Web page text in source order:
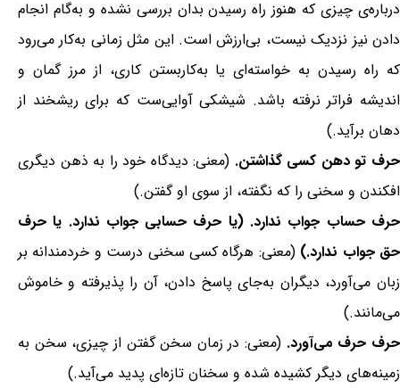
درباره‌ی چیزی که هنوز راه رسیدن بدان بررسی نشده و به‌گام انجام
دادن نیز نزدیک نیست، بی‌ارزش است. این مثل زمانی به‌کار می‌رود
که راه رسیدن به خواسته‌ای یا به‌کاربستن کاری، از مرز گمان و
اندیشه فراتر نرفته باشد. شیشکی آوایی‌ست که برای ریشخند از
دهان برآید.)
حرف تو دهن کسی گذاشتن. (معنی: دیدگاه خود را به ذهن دیگری
افکندن و سخنی را که نگفته، از سوی او گفتن.)
حرف حساب جواب ندارد. (یا حرف حسابی جواب ندارد. یا حرف
حق جواب ندارد.) (معنی: هرگاه کسی سخنی درست و خردمندانه بر
زبان می‌آورد، دیگران به‌جای پاسخ دادن، آن را پذیرفته و خاموش
می‌مانند.)
حرف حرف می‌آورد. (معنی: در زمان سخن گفتن از چیزی، سخن به
زمینه‌های دیگر کشیده شده و سخنان تازه‌ای پدید می‌آید.)